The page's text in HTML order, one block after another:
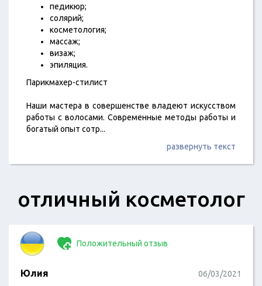
педикюр;
солярий;
косметология;
массаж;
визаж;
эпиляция.
Парикмахер-стилист
Наши мастера в совершенстве владеют искусством
работы с волосами. Современные методы работы и
богатый опыт сотр...
развернуть текст
отличный косметолог
Положительный отзыв
Юлия 06/03/2021